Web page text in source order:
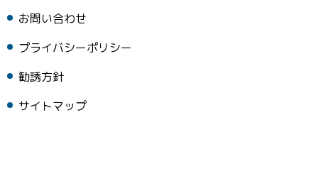
お問い合わせ
プライバシーポリシー
勧誘方針
サイトマップ